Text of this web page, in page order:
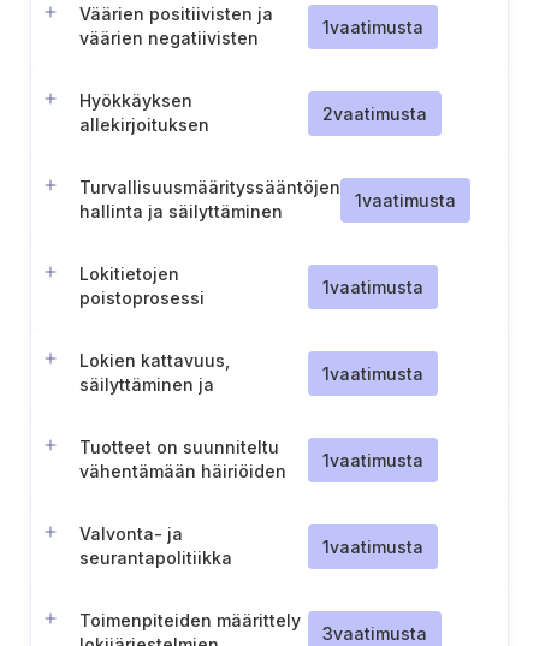
Väärien positiivisten ja
väärien negatiivisten
valvonnassa
1vaatimusta
Hyökkäyksen
allekirjoituksen
2vaatimusta
Turvallisuusmäärityssääntöjen
hallinta ja säilyttäminen
1vaatimusta
Lokitietojen
poistoprosessi
1vaatimusta
Lokien kattavuus,
säilyttäminen ja
1vaatimusta
Tuotteet on suunniteltu
vähentämään häiriöiden
1vaatimusta
Valvonta- ja
seurantapolitiikka
1vaatimusta
Toimenpiteiden määrittely
3vaatimusta